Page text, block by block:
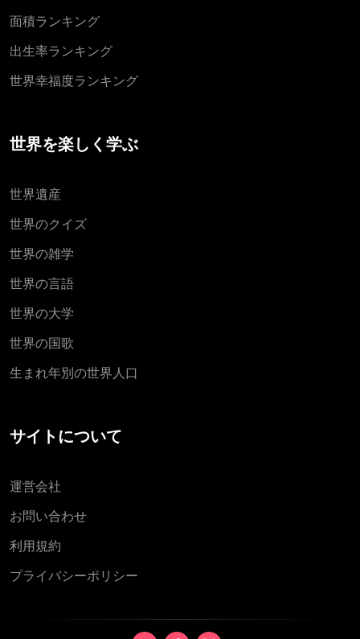
面積ランキング
出生率ランキング
世界幸福度ランキング
世界を楽しく学ぶ
世界遺産
世界のクイズ
世界の雑学
世界の言語
世界の大学
世界の国歌
生まれ年別の世界人口
サイトについて
運営会社
お問い合わせ
利用規約
プライバシーポリシー